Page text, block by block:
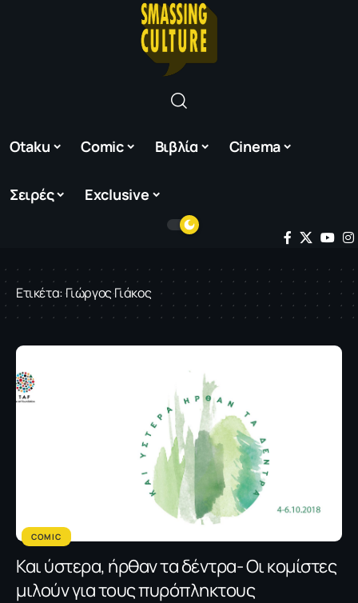
Otaku Comic Βιβλία Cinema
Σειρές Exclusive
Ετικέτα:Γιώργος Γιάκος
COMIC
Και ύστερα, ήρθαν τα δέντρα- Οι κομίστες
μιλούν για τους πυρόπληκτους